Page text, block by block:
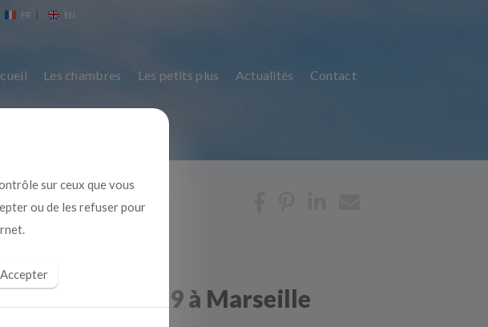
FR EN
Les chambres Les petits plus Actualités Contact
contre covid19 à Marseille
sur ceux que vous
ou de les refuser pour